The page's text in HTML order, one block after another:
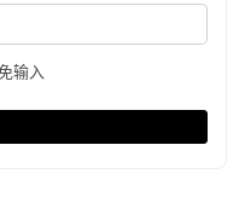
输入